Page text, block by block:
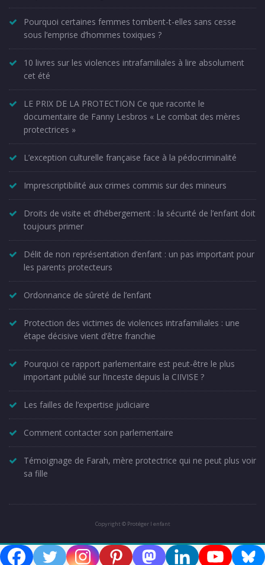
Pourquoi certaines femmes tombent-t-elles sans cesse
sous l’emprise d’hommes toxiques ?
10 livres sur les violences intrafamiliales à lire absolument
cet été
LE PRIX DE LA PROTECTION Ce que raconte le
documentaire de Fanny Lesbros « Le combat des mères
protectrices »
L’exception culturelle française face à la pédocriminalité
Imprescriptibilité aux crimes commis sur des mineurs
Droits de visite et d’hébergement : la sécurité de l’enfant doit
toujours primer
Délit de non représentation d’enfant : un pas important pour
les parents protecteurs
Ordonnance de sûreté de l’enfant
Protection des victimes de violences intrafamiliales : une
étape décisive vient d’être franchie
Pourquoi ce rapport parlementaire est peut-être le plus
important publié sur l’inceste depuis la CIIVISE ?
Les failles de l’expertise judiciaire
Comment contacter son parlementaire
Témoignage de Farah, mère protectrice qui ne peut plus voir
sa fille
Copyright © Protéger l enfant